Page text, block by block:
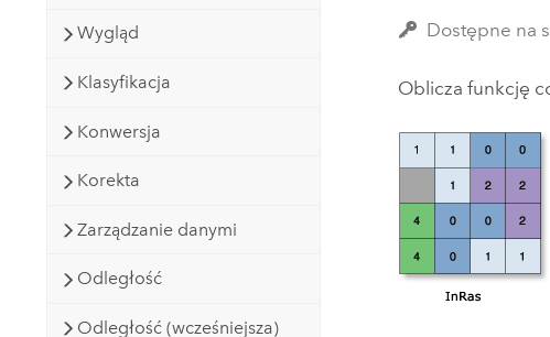
Wygląd
Klasyfikacja
Konwersja
Korekta
Zarządzanie danymi
Odległość
Odległość (wcześniejsza)
Dostępne na
Oblicza funkcję